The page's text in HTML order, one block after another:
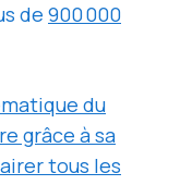
de 900 000
du
grâce à sa
tous les